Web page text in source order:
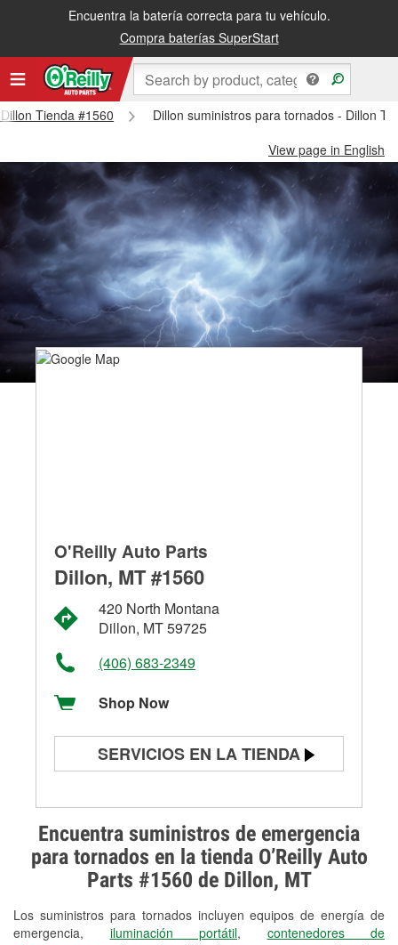
Encuentra la batería correcta para tu vehículo.
Compra baterías SuperStart
Tienda #1560
Dillon suministros para tornados - Dillon
View page in English
Encuentra suministros de emergencia
para tornados en la tienda O’Reilly Auto
Parts #1560 de Dillon, MT
Los suministros para tornados incluyen equipos de energía de
emergencia, iluminación portátil, contenedores de
O'Reilly Auto Parts
Dillon, MT #1560
420 North Montana
Dillon, MT 59725
(406) 683-2349
Shop Now
SERVICIOS EN LA TIENDA
Prueba de alternadores y
arrancadores
Revisión de la luz "Check Engine"
Reciclaje de baterías y aceite